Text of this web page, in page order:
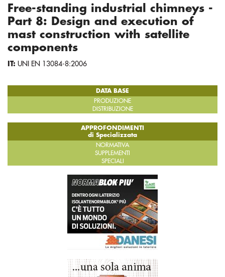
Free-standing industrial chimneys -
Part 8: Design and execution of
mast construction with satellite
components
IT: UNI EN 13084-8:2006
DATA BASE
PRODUZIONE
DISTRIBUZIONE
APPROFONDIMENTI
di Specializzata
NORMATIVA
SUPPLEMENTI
SPECIALI